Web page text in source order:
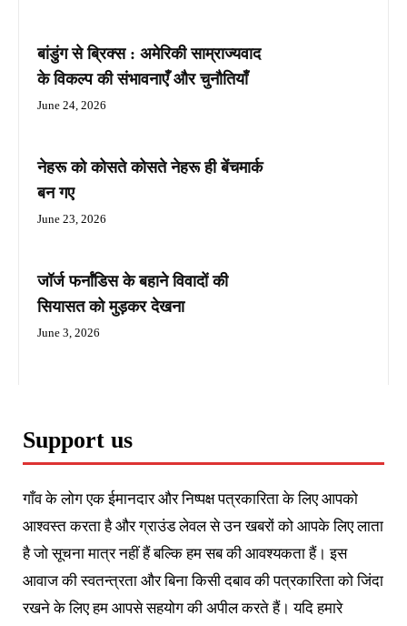
बांडुंग से ब्रिक्स : अमेरिकी साम्राज्यवाद
के विकल्प की संभावनाएँ और चुनौतियाँ
June 24, 2026
नेहरू को कोसते कोसते नेहरू ही बेंचमार्क
बन गए
June 23, 2026
जॉर्ज फर्नांडिस के बहाने विवादों की
सियासत को मुड़कर देखना
June 3, 2026
Support us
गाँव के लोग एक ईमानदार और निष्पक्ष पत्रकारिता के लिए आपको
आश्वस्त करता है और ग्राउंड लेवल से उन खबरों को आपके लिए लाता
है जो सूचना मात्र नहीं हैं बल्कि हम सब की आवश्यकता हैं। इस
आवाज की स्वतन्त्रता और बिना किसी दबाव की पत्रकारिता को जिंदा
रखने के लिए हम आपसे सहयोग की अपील करते हैं। यदि हमारे